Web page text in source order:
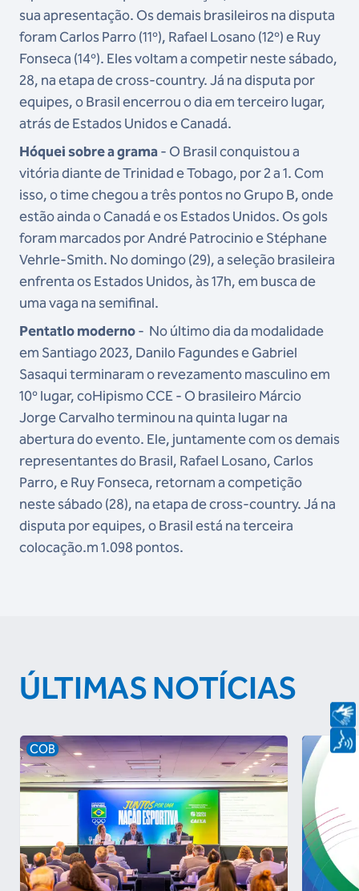
sua apresentação. Os demais brasileiros na disputa
foram Carlos Parro (11º), Rafael Losano (12º) e Ruy
Fonseca (14º). Eles voltam a competir neste sábado,
28, na etapa de cross-country. Já na disputa por
equipes, o Brasil encerrou o dia em terceiro lugar,
atrás de Estados Unidos e Canadá.
Hóquei sobre a grama- O Brasil conquistou a
vitória diante de Trinidad e Tobago, por 2 a 1. Com
isso, o time chegou a três pontos no Grupo B, onde
estão ainda o Canadá e os Estados Unidos. Os gols
foram marcados por André Patrocinio e Stéphane
Vehrle-Smith. No domingo (29), a seleção brasileira
enfrenta os Estados Unidos, às 17h, em busca de
uma vaga na semifinal.
Pentatlo moderno- No último dia da modalidade
em Santiago 2023, Danilo Fagundes e Gabriel
Sasaqui terminaram o revezamento masculino em
10º lugar, coHipismo CCE - O brasileiro Márcio
Jorge Carvalho terminou na quinta lugar na
abertura do evento. Ele, juntamente com os demais
representantes do Brasil, Rafael Losano, Carlos
Parro, e Ruy Fonseca, retornam a competição
neste sábado (28), na etapa de cross-country. Já na
disputa por equipes, o Brasil está na terceira
colocação.m 1.098 pontos.
ÚLTIMAS NOTÍCIAS
COB